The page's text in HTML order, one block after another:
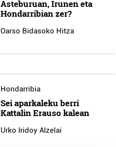
Asteburuan, Irunen eta
Hondarribian zer?
Oarso Bidasoko Hitza
Hondarribia
Sei aparkaleku berri
Kattalin Erauso kalean
Urko Iridoy Alzelai